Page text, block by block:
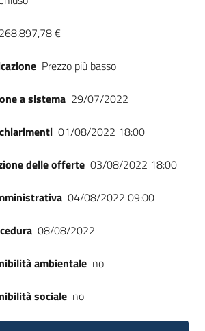
268.897,78 €
Prezzo più basso
a sistema 29/07/2022
01/08/2022 18:00
delle offerte 03/08/2022 18:00
04/08/2022 09:00
08/08/2022
ambientale no
sociale no